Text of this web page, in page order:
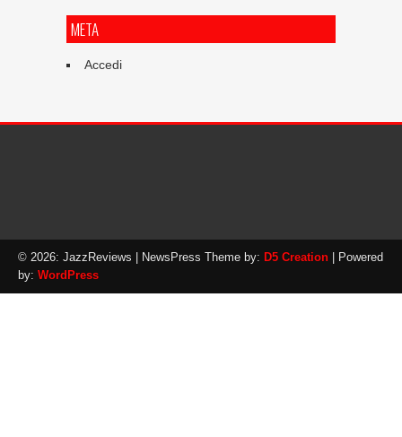
META
Accedi
© 2026: JazzReviews | NewsPress Theme by: D5 Creation | Powered
by: WordPress